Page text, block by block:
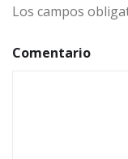
Los campos
Comentario